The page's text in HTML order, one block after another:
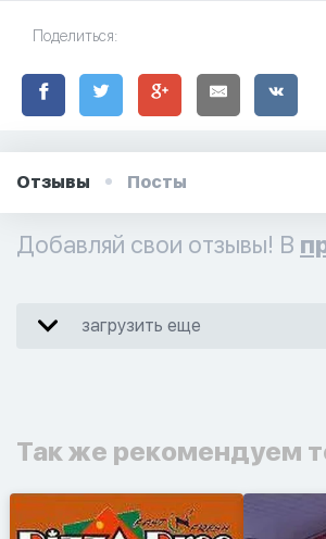
Поделиться:
Отзывы Посты
Добавляй свои отзывы! В
загрузить еще
Так же рекомендуем